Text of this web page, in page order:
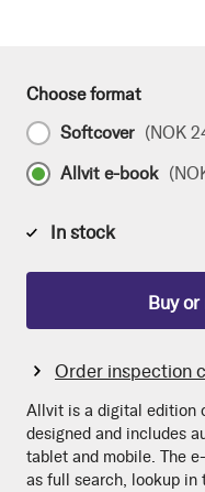
Choose format
Softcover (NOK
Allvit e-book (
In stock
Buy or
Order inspection
Allvit is a digital edition
designed and includes
tablet and mobile. The
as full search, lookup in